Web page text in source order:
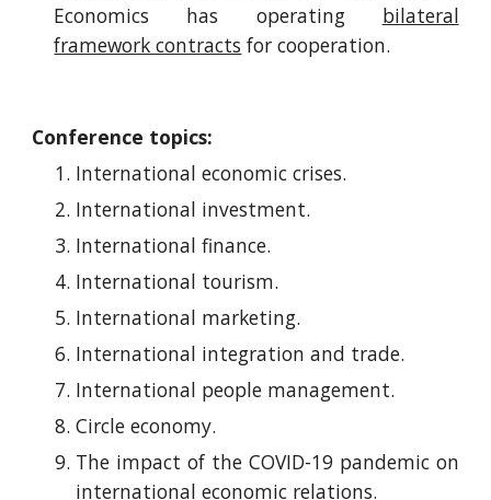
Economics has operating bilateral
framework contracts for cooperation.
Conference topics:
International economic crises.
International investment.
International finance.
International tourism.
International marketing.
International integration and trade.
International people management.
Circle economy.
The impact of the COVID-19 pandemic on
international economic relations.